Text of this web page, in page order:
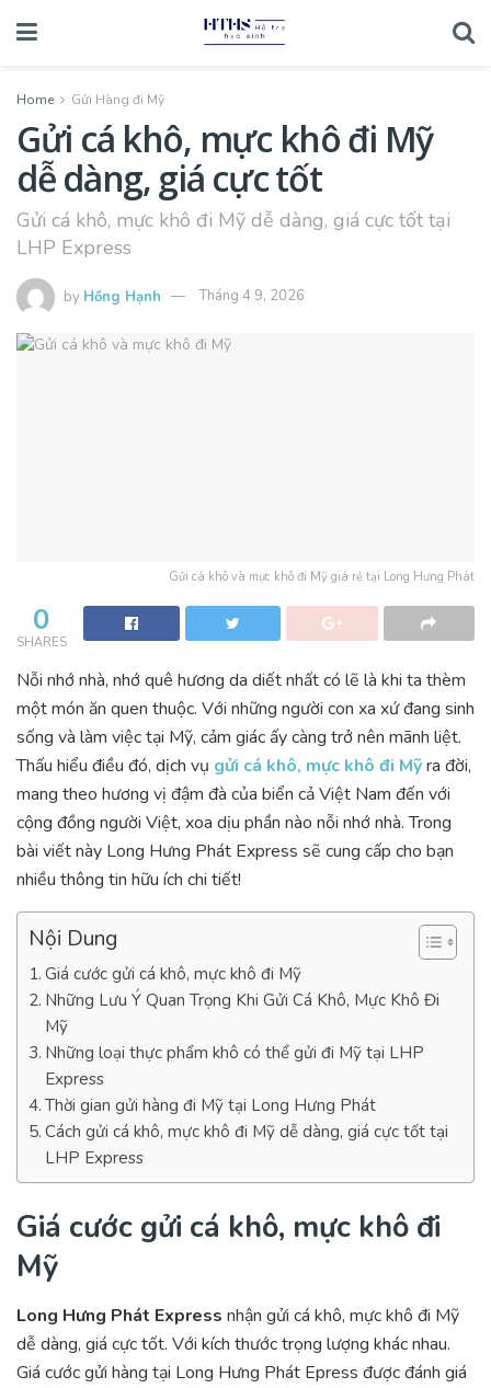
Home Gửi Hàng đi Mỹ
Gửi cá khô, mực khô đi Mỹ
dễ dàng, giá cực tốt
Gửi cá khô, mực khô đi Mỹ dễ dàng, giá cực tốt tại
LHP Express
by Hồng Hạnh Tháng 4 9, 2026
Gửi cá khô và mực khô đi Mỹ giá rẻ tại Long Hưng Phát
0
SHARES
Nỗi nhớ nhà, nhớ quê hương da diết nhất có lẽ là khi ta thèm
một món ăn quen thuộc. Với những người con xa xứ đang sinh
sống và làm việc tại Mỹ, cảm giác ấy càng trở nên mãnh liệt.
Thấu hiểu điều đó, dịch vụ gửi cá khô, mực khô đi Mỹra đời,
mang theo hương vị đậm đà của biển cả Việt Nam đến với
cộng đồng người Việt, xoa dịu phần nào nỗi nhớ nhà. Trong
bài viết này Long Hưng Phát Express sẽ cung cấp cho bạn
nhiều thông tin hữu ích chi tiết!
Nội Dung
Giá cước gửi cá khô, mực khô đi Mỹ
Những Lưu Ý Quan Trọng Khi Gửi Cá Khô, Mực Khô Đi
Mỹ
Những loại thực phẩm khô có thể gửi đi Mỹ tại LHP
Express
Thời gian gửi hàng đi Mỹ tại Long Hưng Phát
Cách gửi cá khô, mực khô đi Mỹ dễ dàng, giá cực tốt tại
LHP Express
Giá cước gửi cá khô, mực khô đi
Mỹ
Long Hưng Phát Express nhận gửi cá khô, mực khô đi Mỹ
dễ dàng, giá cực tốt. Với kích thước trọng lượng khác nhau.
Giá cước gửi hàng tại Long Hưng Phát Epress được đánh giá